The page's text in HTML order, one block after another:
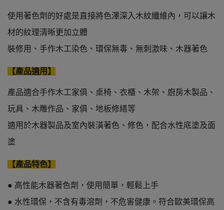
使用著色劑的好處是直接將色澤深入木紋纖維內，可以讓木
材的紋理清晰更加立體
裝修用、手作木工染色、環保無毒、無刺激味、木器著色
【產品適用】
產品適合手作木工家俱、桌椅、衣櫃、木架、廚房木製品、
玩具、木雕作品、家俱、地板修繕等
適用於木器製品及室內裝潢著色、修色，配合水性底塗及面
塗
【產品特色】
● 高性能木器著色劑，使用簡單，輕鬆上手
● 水性環保，不含有毒溶劑，不危害健康。符合歐美環保高